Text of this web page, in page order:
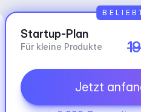
Startup-Plan
Für kleine Produkte
Jetzt